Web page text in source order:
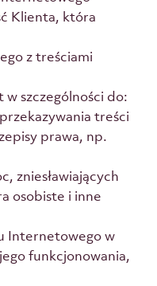
Klienta, która
z treściami
szczególności do:
treści
prawa, np.
zniesławiających
osobiste i inne
Internetowego w
funkcjonowania,